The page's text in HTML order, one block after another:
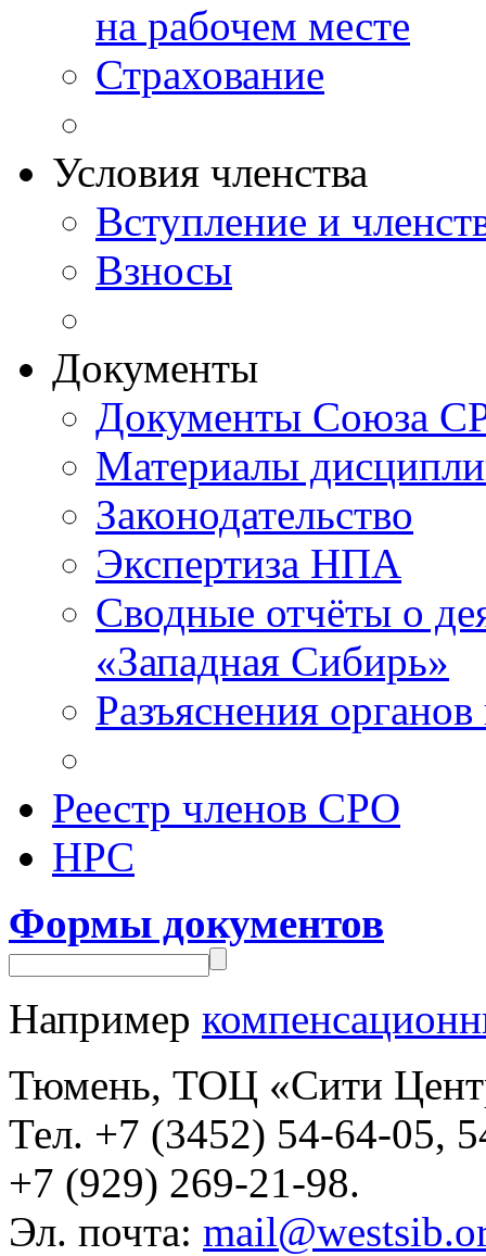
на рабочем месте
Страхование
Условия членства
Вступление и
Взносы
Документы
Документы Союза
Материалы
Законодательство
Экспертиза НПА
Сводные отчёты о
«Западная Сибирь»
Разъяснения
Реестр членов СРО
НРС
Формы документов
Например
Тюмень, ТОЦ «Сити
Тел. +7 (3452) 54-64-05,
+7 (929) 269-21-98.
Эл. почта: